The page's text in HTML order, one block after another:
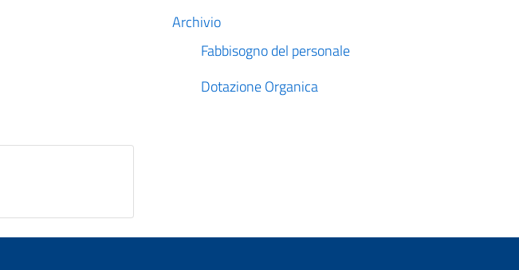
Archivio
Fabbisogno del personale
Dotazione Organica